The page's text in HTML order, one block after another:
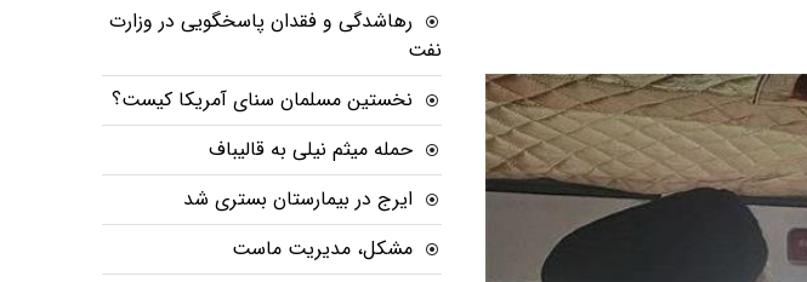
رهاشدگی و فقدان پاسخگویی در وزارت
نفت
نخستین مسلمان سنای آمریکا کیست؟
حمله میثم نیلی به قالیباف
ایرج در بیمارستان بستری شد
مشکل، مدیریت ماست